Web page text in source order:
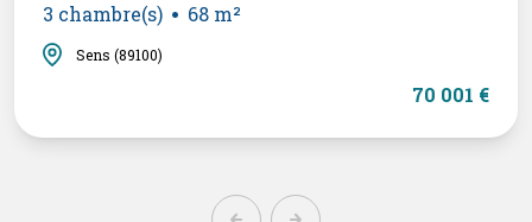
3 chambre(s)
68 m²
Sens (89100)
70 001 €